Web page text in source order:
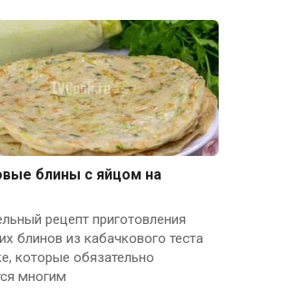
блины с яйцом на
рецепт приготовления
блинов из кабачкового теста
которые обязательно
многим